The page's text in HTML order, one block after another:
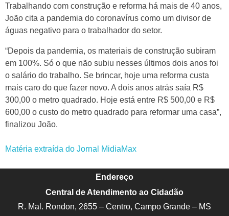
Trabalhando com construção e reforma há mais de 40 anos,
João cita a pandemia do coronavírus como um divisor de
águas negativo para o trabalhador do setor.
“Depois da pandemia, os materiais de construção subiram
em 100%. Só o que não subiu nesses últimos dois anos foi
o salário do trabalho. Se brincar, hoje uma reforma custa
mais caro do que fazer novo. A dois anos atrás saía R$
300,00 o metro quadrado. Hoje está entre R$ 500,00 e R$
600,00 o custo do metro quadrado para reformar uma casa”,
finalizou João.
Matéria extraída do Jornal MidiaMax
Endereço
Central de Atendimento ao Cidadão
R. Mal. Rondon, 2655 – Centro, Campo Grande – MS